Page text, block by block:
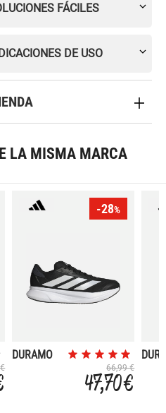
FÁCILES
DE USO
LA MISMA MARCA
-28%
DURAMO
66,99 €
47,70 €